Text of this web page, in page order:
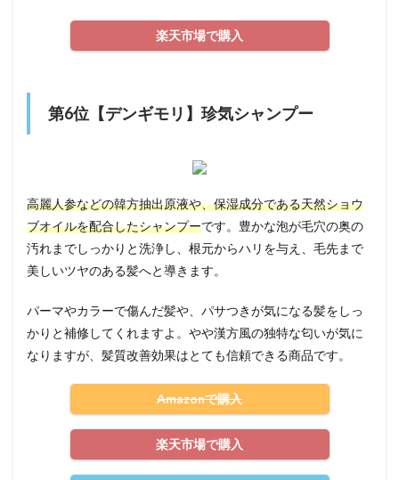
楽天市場で購入
第6位【デンギモリ】珍気シャンプー
高麗人参などの韓方抽出原液や、保湿成分である天然ショウ
ブオイルを配合したシャンプーです。豊かな泡が毛穴の奥の
汚れまでしっかりと洗浄し、根元からハリを与え、毛先まで
美しいツヤのある髪へと導きます。
パーマやカラーで傷んだ髪や、パサつきが気になる髪をしっ
かりと補修してくれますよ。やや漢方風の独特な匂いが気に
なりますが、髪質改善効果はとても信頼できる商品です。
Amazonで購入
楽天市場で購入